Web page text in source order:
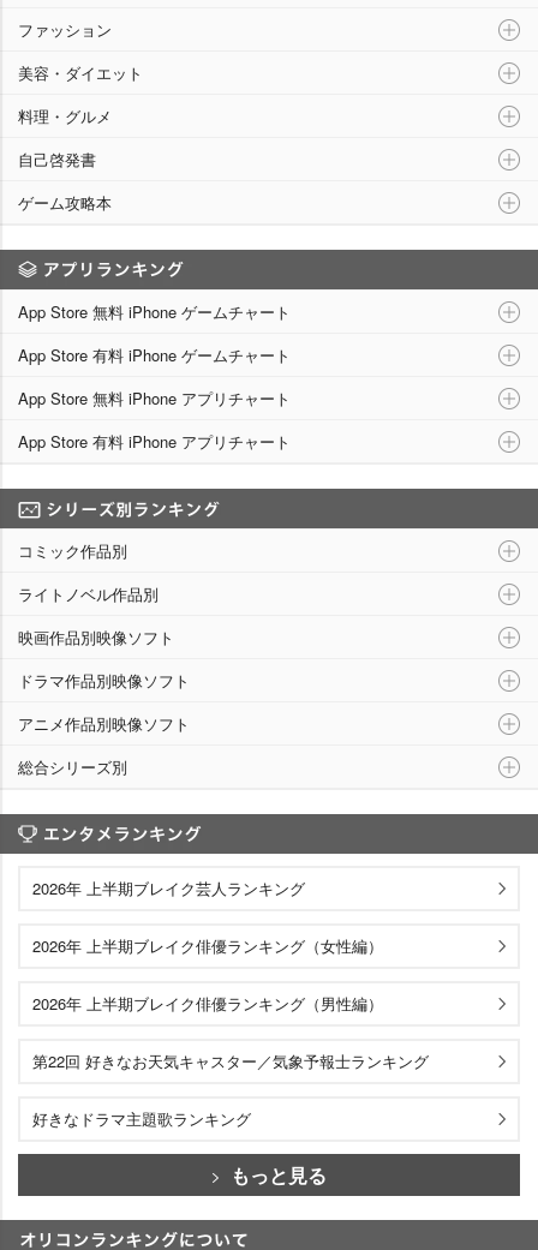
ファッション
美容・ダイエット
料理・グルメ
自己啓発書
ゲーム攻略本
App Store 無料 iPhone ゲームチャート
App Store 有料 iPhone ゲームチャート
App Store 無料 iPhone アプリチャート
App Store 有料 iPhone アプリチャート
コミック作品別
ライトノベル作品別
映画作品別映像ソフト
ドラマ作品別映像ソフト
アニメ作品別映像ソフト
総合シリーズ別
2026年 上半期ブレイク芸人ランキング
2026年 上半期ブレイク俳優ランキング（女性編）
2026年 上半期ブレイク俳優ランキング（男性編）
第22回 好きなお天気キャスター／気象予報士ランキング
好きなドラマ主題歌ランキング
もっと見る